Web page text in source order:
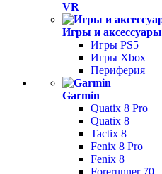
VR
Игры и аксессуары
Игры PS5
Игры Xbox
Периферия
Garmin
Quatix 8 Pro
Quatix 8
Tactix 8
Fenix 8 Pro
Fenix 8
Forerunner 70